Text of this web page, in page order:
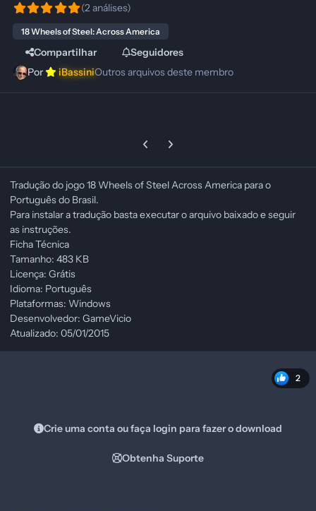
(2 análises)
18 Wheels of Steel: Across America
Compartilhar
Seguidores
Por
iBassiniOutros arquivos deste membro
Previous carousel slide
Next carousel slide
Tradução do jogo 18 Wheels of Steel Across America para o
Português do Brasil.
Para instalar a tradução basta executar o arquivo baixado e seguir
as instruções.
Ficha Técnica
Tamanho: 483 KB
Licença: Grátis
Idioma: Português
Plataformas: Windows
Desenvolvedor: GameVicio
Atualizado: 05/01/2015
2
Crie uma conta ou faça login para fazer o download
Obtenha Suporte